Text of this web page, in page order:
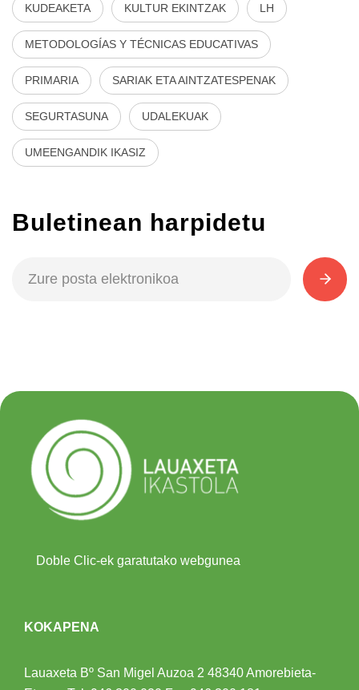
KUDEAKETA KULTUR EKINTZAK LH
METODOLOGÍAS Y TÉCNICAS EDUCATIVAS
PRIMARIA SARIAK ETA AINTZATESPENAK
SEGURTASUNA UDALEKUAK
UMEENGANDIK IKASIZ
Buletinean harpidetu
Doble Clic-ek garatutako webgunea
KOKAPENA
Lauaxeta Bº San Migel Auzoa 2 48340 Amorebieta-